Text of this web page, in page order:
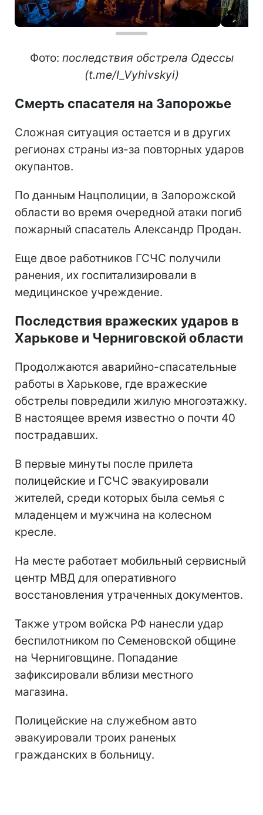
Фото: последствия обстрела Одессы
(t.me/I_Vyhivskyi)
Смерть спасателя на Запорожье
Сложная ситуация остается и в других
регионах страны из-за повторных ударов
окупантов.
По данным Нацполиции, в Запорожской
области во время очередной атаки погиб
пожарный спасатель Александр Продан.
Еще двое работников ГСЧС получили
ранения, их госпитализировали в
медицинское учреждение.
Последствия вражеских ударов в
Харькове и Черниговской области
Продолжаются аварийно-спасательные
работы в Харькове, где вражеские
обстрелы повредили жилую многоэтажку.
В настоящее время известно о почти 40
пострадавших.
В первые минуты после прилета
полицейские и ГСЧС эвакуировали
жителей, среди которых была семья с
младенцем и мужчина на колесном
кресле.
На месте работает мобильный сервисный
центр МВД для оперативного
восстановления утраченных документов.
Также утром войска РФ нанесли удар
беспилотником по Семеновской общине
на Черниговщине. Попадание
зафиксировали вблизи местного
магазина.
Полицейские на служебном авто
эвакуировали троих раненых
гражданских в больницу.